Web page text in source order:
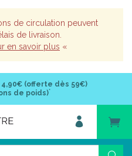
de circulation peuvent
de livraison.
en savoir plus «
4,90€ (offerte dès 59€)
de poids)*